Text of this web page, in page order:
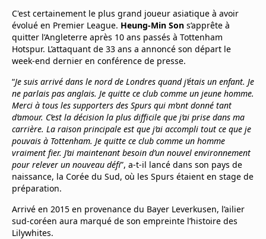
Mentions légales
Cookies
Protection des données
Paramétrer mon consentement
C'est certainement le plus grand joueur asiatique à avoir
évolué en Premier League. Heung-Min Son s’apprête à
quitter l’Angleterre après 10 ans passés à Tottenham
Hotspur. L’attaquant de 33 ans a annoncé son départ le
week-end dernier en conférence de presse.
“Je suis arrivé dans le nord de Londres quand j’étais un enfant. Je
ne parlais pas anglais. Je quitte ce club comme un jeune homme.
Merci à tous les supporters des Spurs qui m’ont donné tant
d’amour. C’est la décision la plus difficile que j’ai prise dans ma
carrière. La raison principale est que j’ai accompli tout ce que je
pouvais à Tottenham. Je quitte ce club comme un homme
vraiment fier. J’ai maintenant besoin d’un nouvel environnement
pour relever un nouveau défi”, a-t-il lancé dans son pays de
naissance, la Corée du Sud, où les Spurs étaient en stage de
préparation.
Arrivé en 2015 en provenance du Bayer Leverkusen, l’ailier
sud-coréen aura marqué de son empreinte l’histoire des
Lilywhites.